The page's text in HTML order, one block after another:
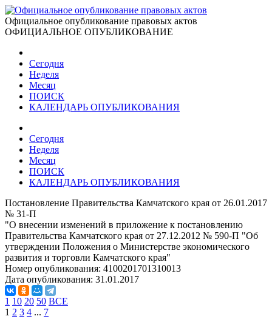
Официальное опубликование правовых актов
ОФИЦИАЛЬНОЕ ОПУБЛИКОВАНИЕ
Сегодня
Неделя
Месяц
ПОИСК
КАЛЕНДАРЬ ОПУБЛИКОВАНИЯ
Сегодня
Неделя
Месяц
ПОИСК
КАЛЕНДАРЬ ОПУБЛИКОВАНИЯ
Постановление Правительства Камчатского края от 26.01.2017
№ 31-П
"О внесении изменений в приложение к постановлению
Правительства Камчатского края от 27.12.2012 № 590-П "Об
утверждении Положения о Министерстве экономического
развития и торговли Камчатского края"
Номер опубликования: 4100201701310013
Дата опубликования: 31.01.2017
1 10 20 50 ВСЕ
1 2 3 4 ... 7